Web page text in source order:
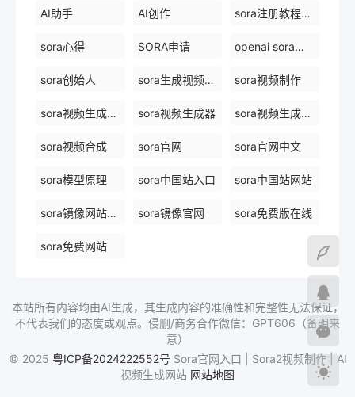
AI助手 AI创作 sora注册教程最新
sora心得 SORA申请 openai sora创始人
sora创始人 sora生成视频平台 sora视频制作
sora视频生成模型 sora视频生成器 sora视频生成技术
sora视频合成 sora官网 sora官网中文
sora模型原理 sora中国站入口 sora中国站网站
sora镜像网站免费 sora镜像官网 sora免费版在线
sora免费网站
本站所有内容均由AI生成，其生成内容的准确性和完整性无法保证，
不代表我们的态度或观点。侵删/商务合作微信：GPT606（备明来
意）
© 2025 粤ICP备2024222552号 Sora官网入口 | Sora2视频制作 | AI
视频生成网站 网站地图